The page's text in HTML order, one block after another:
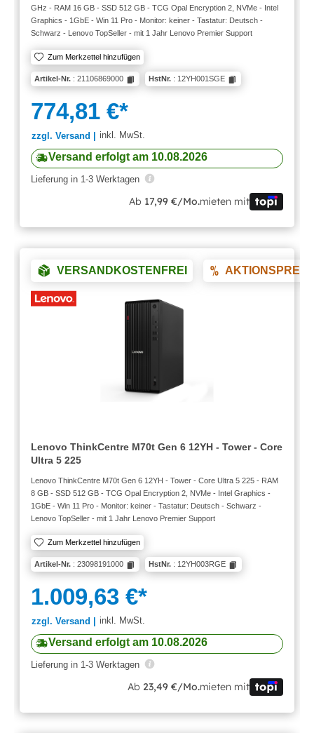
GHz - RAM 16 GB - SSD 512 GB - TCG Opal Encryption 2, NVMe - Intel
Graphics - 1GbE - Win 11 Pro - Monitor: keiner - Tastatur: Deutsch -
Schwarz - Lenovo TopSeller - mit 1 Jahr Lenovo Premier Support
Zum Merkzettel hinzufügen
Artikel-Nr. : 21106869000 HstNr. : 12YH001SGE
774,81 €*
zzgl. Versand | inkl. MwSt.
Versand erfolgt am 10.08.2026
Lieferung in 1-3 Werktagen
Ab 17,99 €/Mo.mieten mit
VERSANDKOSTENFREI AKTIONSPREIS
Lenovo ThinkCentre M70t Gen 6 12YH - Tower - Core
Ultra 5 225
Lenovo ThinkCentre M70t Gen 6 12YH - Tower - Core Ultra 5 225 - RAM
8 GB - SSD 512 GB - TCG Opal Encryption 2, NVMe - Intel Graphics -
1GbE - Win 11 Pro - Monitor: keiner - Tastatur: Deutsch - Schwarz -
Lenovo TopSeller - mit 1 Jahr Lenovo Premier Support
Zum Merkzettel hinzufügen
Artikel-Nr. : 23098191000 HstNr. : 12YH003RGE
1.009,63 €*
zzgl. Versand | inkl. MwSt.
Versand erfolgt am 10.08.2026
Lieferung in 1-3 Werktagen
Ab 23,49 €/Mo.mieten mit